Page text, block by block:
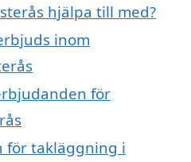
hjälpa till med?
inom
för
för takläggning i